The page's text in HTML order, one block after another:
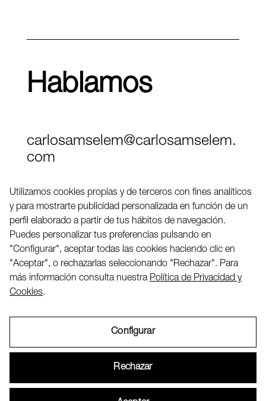
Hablamos
carlosamselem@carlosamselem.
com
Twitter
LinkedIN
2026 ©
Utilizamos cookies propias y de terceros con fines analíticos
y para mostrarte publicidad personalizada en función de un
perfil elaborado a partir de tus hábitos de navegación.
Puedes personalizar tus preferencias pulsando en
"Configurar", aceptar todas las cookies haciendo clic en
"Aceptar", o rechazarlas seleccionando "Rechazar". Para
más información consulta nuestra Política de Privacidad y
Cookies.
Configurar
Rechazar
Política de Privacidad y Cookies